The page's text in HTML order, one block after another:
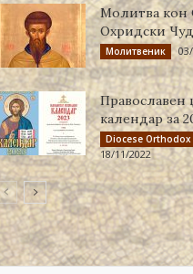
Молитва кон
Охридски
Молитвеник
Православен
календар за
Diocese
18/11/2022